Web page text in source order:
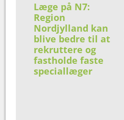
Læge på N7:
Region
Nordjylland kan
blive bedre til at
rekruttere og
fastholde faste
speciallæger